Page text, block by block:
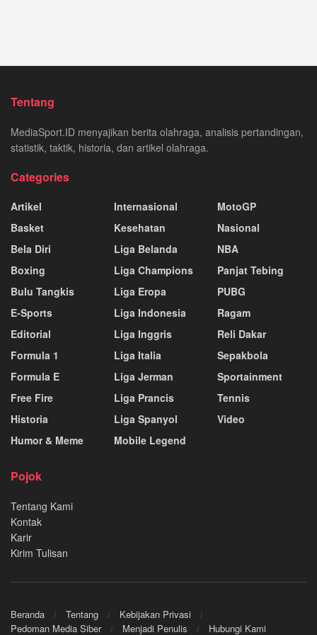
Tentang
MediaSport.ID menyajikan berita olahraga, analisis pertandingan,
statistik, taktik, historia, dan artikel olahraga.
Categories
Artikel
Basket
Bela Diri
Boxing
Bulu Tangkis
E-Sports
Editorial
Formula 1
Formula E
Free Fire
Historia
Humor & Meme
Internasional
Kesehatan
Liga Belanda
Liga Champions
Liga Eropa
Liga Indonesia
Liga Inggris
Liga Italia
Liga Jerman
Liga Prancis
Liga Spanyol
Mobile Legend
MotoGP
Nasional
NBA
Panjat Tebing
PUBG
Ragam
Reli Dakar
Sepakbola
Sportainment
Tennis
Video
Pojok
Tentang Kami
Kontak
Karir
Kirim Tulisan
Beranda Tentang
Kebijakan Privasi
Pedoman Media Siber
Menjadi Penulis Hubungi Kami